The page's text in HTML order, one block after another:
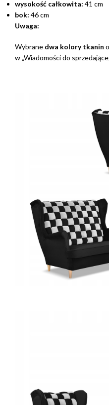
wysokość całkowita: 41 cm
bok: 46 cm
Uwaga:
Wybrane dwa kolory tkanin
w „Wiadomości do